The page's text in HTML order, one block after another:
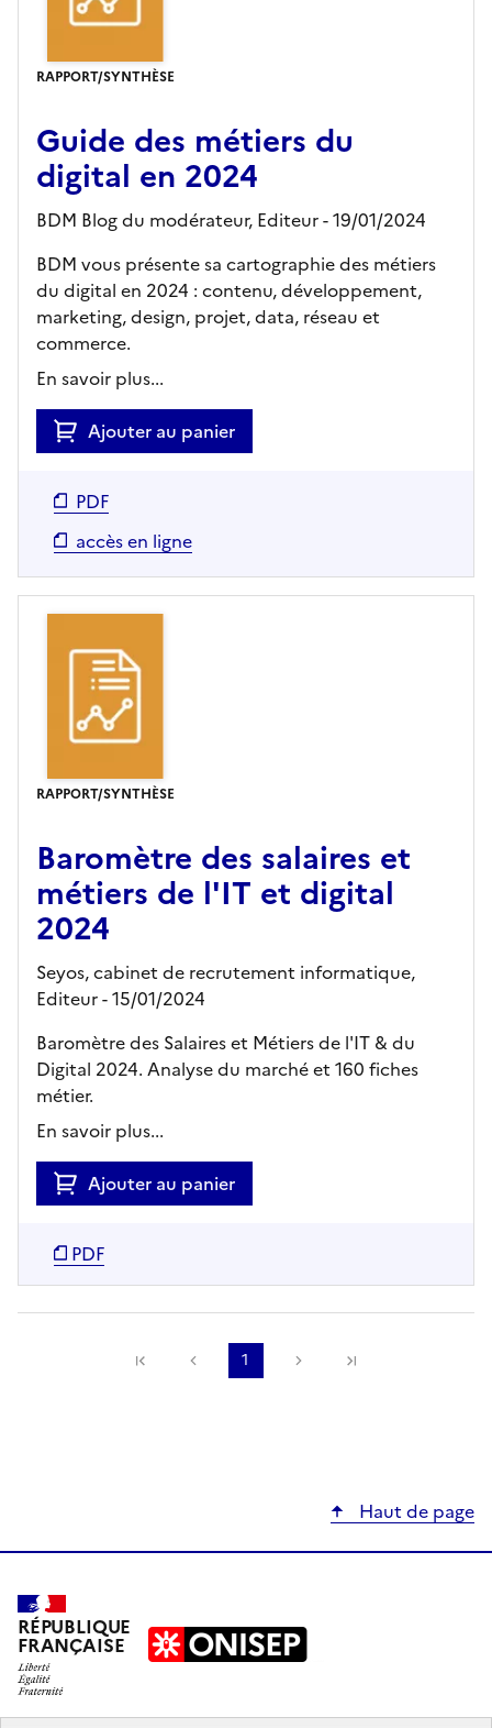
RAPPORT/SYNTHÈSE
Guide des métiers du
digital en 2024
BDM Blog du modérateur, Editeur- 19/01/2024
BDM vous présente sa cartographie des métiers
du digital en 2024 : contenu, développement,
marketing, design, projet, data, réseau et
commerce.
En savoir plus...
Ajouter au panier
PDF
accès en ligne
RAPPORT/SYNTHÈSE
Baromètre des salaires et
métiers de l'IT et digital
2024
Seyos, cabinet de recrutement informatique,
Editeur- 15/01/2024
Baromètre des Salaires et Métiers de l'IT & du
Digital 2024. Analyse du marché et 160 fiches
métier.
En savoir plus...
Ajouter au panier
PDF
Précédente
1 Suivante
Haut de page
RÉPUBLIQUE
FRANÇAISE